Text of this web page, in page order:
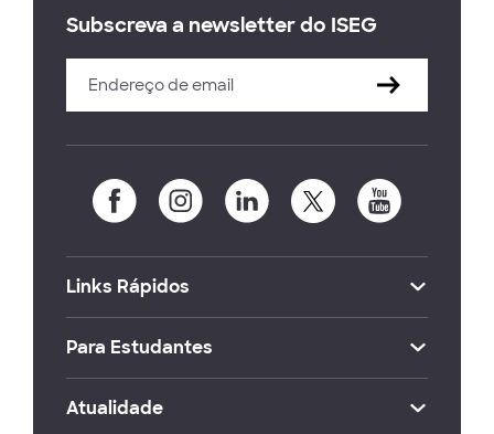
Subscreva a newsletter do ISEG
Links Rápidos
Para Estudantes
Atualidade